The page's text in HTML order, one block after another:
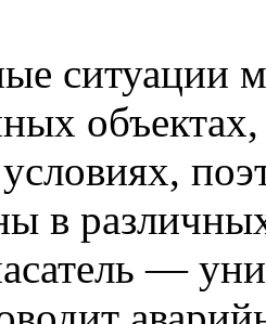
ситуации
объектах,
в
—